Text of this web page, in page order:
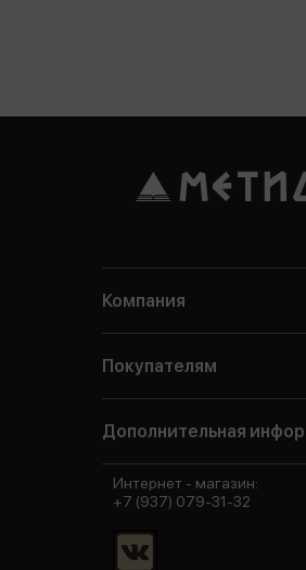
Компания
Покупателям
Дополнительная
Интернет - магазин:
+7 (937) 079-31-32